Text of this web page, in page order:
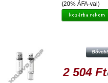
(20% ÁFA-val)
2 504 Ft